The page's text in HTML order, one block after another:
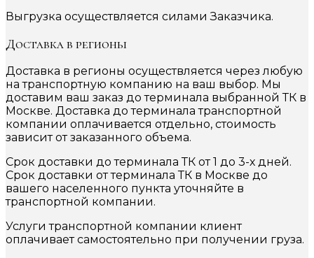
Выгрузка осуществляется силами Заказчика.
Доставка в регионы
Доставка в регионы осуществляется через любую
на транспортную компанию на ваш выбор. Мы
доставим ваш заказ до терминала выбранной ТК в
Москве. Доставка до терминала транспортной
компании оплачивается отдельно, стоимость
зависит от заказанного объема.
Срок доставки до терминала ТК от 1 до 3-х дней.
Срок доставки от терминала ТК в Москве до
вашего населенного пункта уточняйте в
транспортной компании.
Услуги транспортной компании клиент
оплачивает самостоятельно при получении груза.